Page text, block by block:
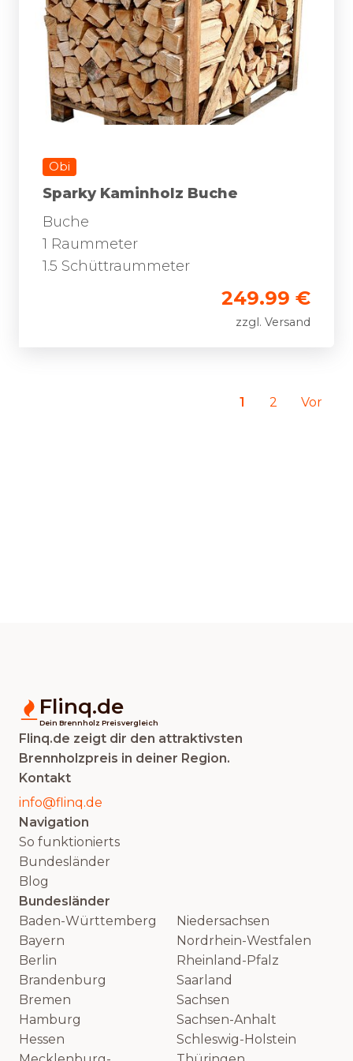
Obi
Sparky Kaminholz Buche
Buche
1 Raummeter
1.5 Schüttraummeter
249.99 €
zzgl. Versand
1 2 Vor
Flinq.de
Dein Brennholz Preisvergleich
Flinq.de zeigt dir den attraktivsten
Brennholzpreis in deiner Region.
Kontakt
info@flinq.de
Navigation
So funktionierts
Bundesländer
Blog
Bundesländer
Baden-Württemberg
Bayern
Berlin
Brandenburg
Bremen
Hamburg
Hessen
Niedersachsen
Nordrhein-Westfalen
Rheinland-Pfalz
Saarland
Sachsen
Sachsen-Anhalt
Schleswig-Holstein